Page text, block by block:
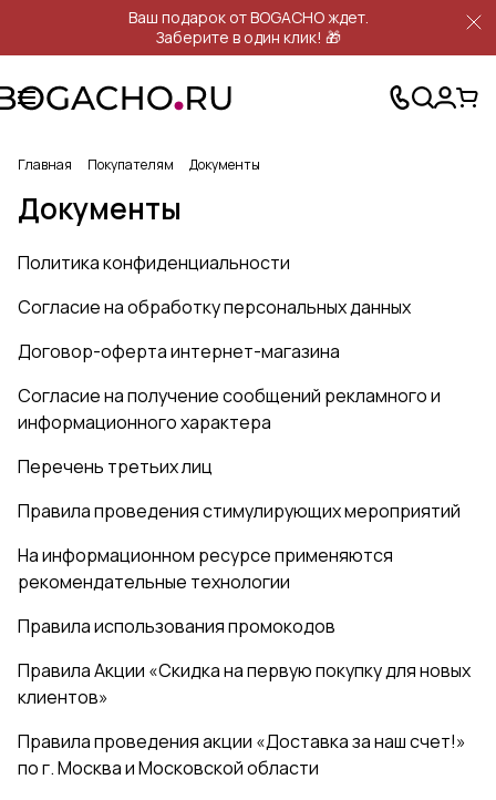
Ваш подарок от BOGACHO ждет.
Заберите в один клик! 🎁
Главная Покупателям Документы
Документы
Политика конфиденциальности
Согласие на обработку персональных данных
Договор-оферта интернет-магазина
Согласие на получение сообщений рекламного и
информационного характера
Перечень третьих лиц
Правила проведения стимулирующих мероприятий
На информационном ресурсе применяются
рекомендательные технологии
Правила использования промокодов
Правила Акции «Скидка на первую покупку для новых
клиентов»
Правила проведения акции «Доставка за наш счет!»
по г. Москва и Московской области